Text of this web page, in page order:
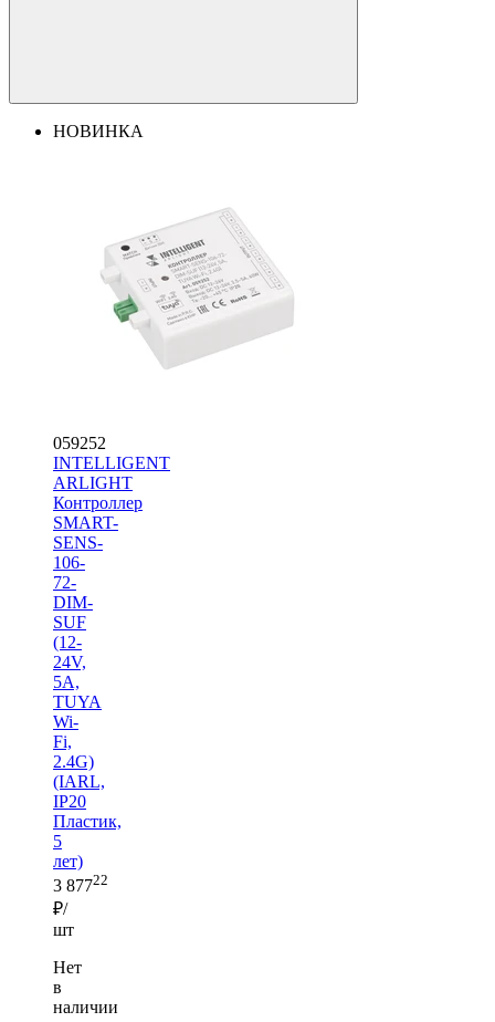
НОВИНКА
059252
INTELLIGENT
ARLIGHT
Контроллер
SMART-
SENS-
106-
72-
DIM-
SUF
(12-
24V,
5A,
TUYA
Wi-
Fi,
2.4G)
(IARL,
IP20
Пластик,
5
лет)
3 87722
₽/
шт
Нет
в
наличии